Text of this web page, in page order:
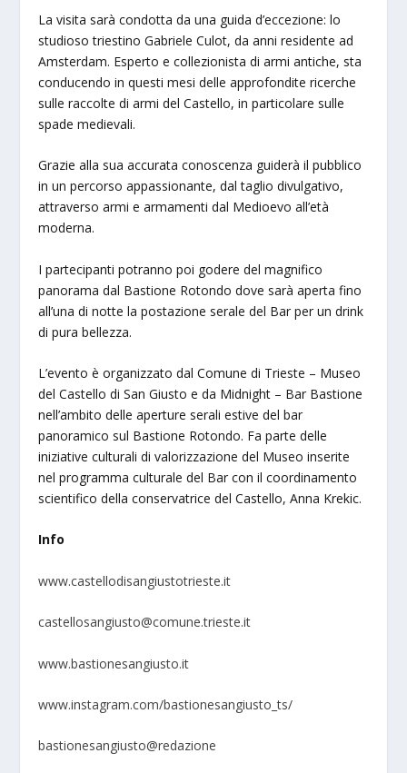
La visita sarà condotta da una guida d’eccezione: lo
studioso triestino Gabriele Culot, da anni residente ad
Amsterdam. Esperto e collezionista di armi antiche, sta
conducendo in questi mesi delle approfondite ricerche
sulle raccolte di armi del Castello, in particolare sulle
spade medievali.
Grazie alla sua accurata conoscenza guiderà il pubblico
in un percorso appassionante, dal taglio divulgativo,
attraverso armi e armamenti dal Medioevo all’età
moderna.
I partecipanti potranno poi godere del magnifico
panorama dal Bastione Rotondo dove sarà aperta fino
all’una di notte la postazione serale del Bar per un drink
di pura bellezza.
L’evento è organizzato dal Comune di Trieste – Museo
del Castello di San Giusto e da Midnight – Bar Bastione
nell’ambito delle aperture serali estive del bar
panoramico sul Bastione Rotondo. Fa parte delle
iniziative culturali di valorizzazione del Museo inserite
nel programma culturale del Bar con il coordinamento
scientifico della conservatrice del Castello, Anna Krekic.
Info
www.castellodisangiustotrieste.it
castellosangiusto@comune.trieste.it
www.bastionesangiusto.it
www.instagram.com/bastionesangiusto_ts/
bastionesangiusto@redazione